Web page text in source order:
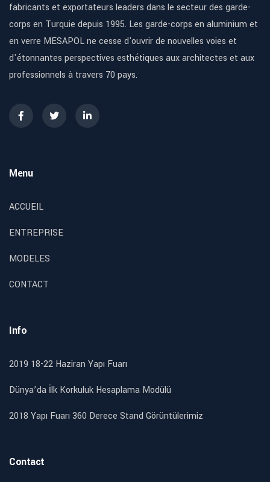
fabricants et exportateurs leaders dans le secteur des garde-
corps en Turquie depuis 1995. Les garde-corps en aluminium et
en verre MESAPOL ne cesse d'ouvrir de nouvelles voies et
d'étonnantes perspectives esthétiques aux architectes et aux
professionnels à travers 70 pays.
Menu
ACCUEIL
ENTREPRISE
MODELES
CONTACT
Info
2019 18-22 Haziran Yapı Fuarı
Dünya’da İlk Korkuluk Hesaplama Modülü
2018 Yapı Fuarı 360 Derece Stand Görüntülerimiz
Contact